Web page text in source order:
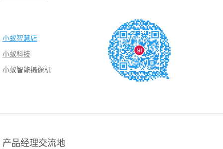
小蚁智慧店
小蚁科技
小蚁智能摄像机
产品经理交流地